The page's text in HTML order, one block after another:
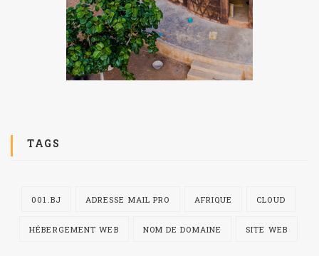
TAGS
001.BJ ADRESSE MAIL PRO AFRIQUE CLOUD
HÉBERGEMENT WEB NOM DE DOMAINE SITE WEB